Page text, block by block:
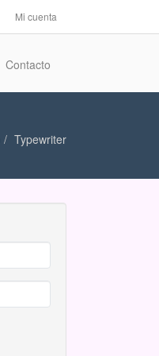
Mi cuenta
Contacto
Typewriter